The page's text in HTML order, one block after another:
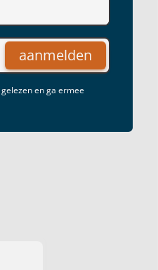
aanmelden
gelezen en ga ermee